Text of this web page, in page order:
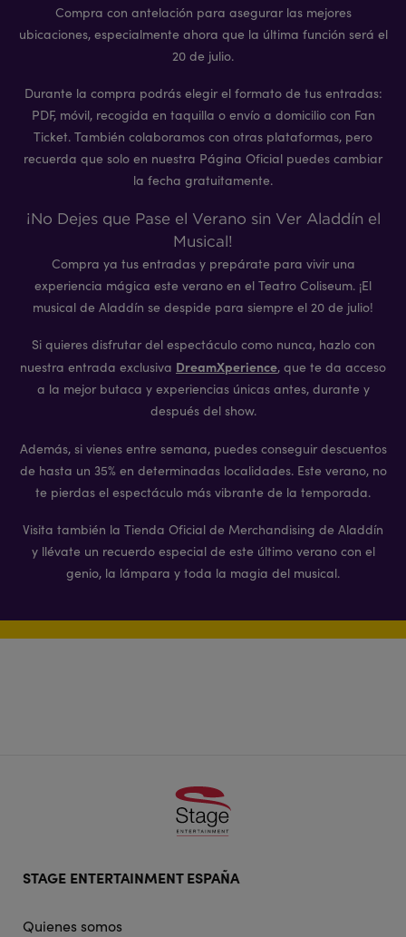
Compra con antelación para asegurar las mejores
ubicaciones, especialmente ahora que la última función será el
20 de julio.
Durante la compra podrás elegir el formato de tus entradas:
PDF, móvil, recogida en taquilla o envío a domicilio con Fan
Ticket. También colaboramos con otras plataformas, pero
recuerda que solo en nuestra Página Oficial puedes cambiar
la fecha gratuitamente.
¡No Dejes que Pase el Verano sin Ver Aladdín el
Musical!
Compra ya tus entradas y prepárate para vivir una
experiencia mágica este verano en el Teatro Coliseum. ¡El
musical de Aladdín se despide para siempre el 20 de julio!
Si quieres disfrutar del espectáculo como nunca, hazlo con
nuestra entrada exclusiva DreamXperience, que te da acceso
a la mejor butaca y experiencias únicas antes, durante y
después del show.
Además, si vienes entre semana, puedes conseguir descuentos
de hasta un 35% en determinadas localidades. Este verano, no
te pierdas el espectáculo más vibrante de la temporada.
Visita también la Tienda Oficial de Merchandising de Aladdín
y llévate un recuerdo especial de este último verano con el
genio, la lámpara y toda la magia del musical.
doormat
STAGE ENTERTAINMENT ESPAÑA
Quienes somos